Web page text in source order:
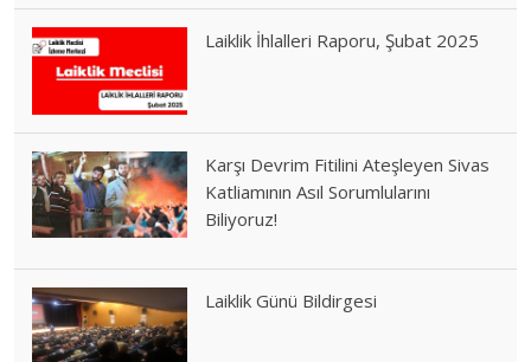
Laiklik İhlalleri Raporu, Şubat 2025
Karşı Devrim Fitilini Ateşleyen Sivas
Katliamının Asıl Sorumlularını
Biliyoruz!
Laiklik Günü Bildirgesi